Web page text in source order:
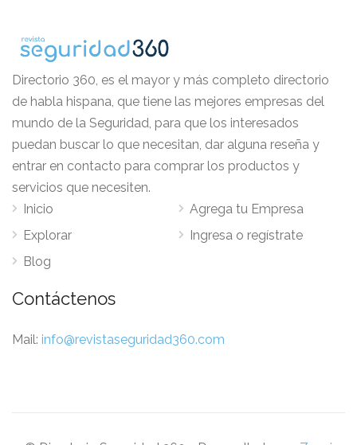
Directorio 360, es el mayor y más completo directorio
de habla hispana, que tiene las mejores empresas del
mundo de la Seguridad, para que los interesados
puedan buscar lo que necesitan, dar alguna reseña y
entrar en contacto para comprar los productos y
servicios que necesiten.
Inicio
Explorar
Blog
Agrega tu Empresa
Ingresa o regístrate
Contáctenos
Mail: info@revistaseguridad360.com